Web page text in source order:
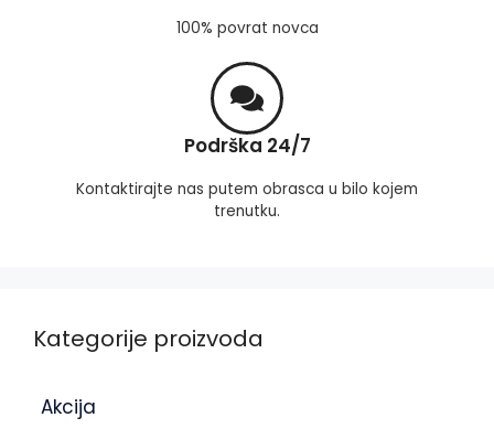
100% povrat novca
Podrška 24/7
Kontaktirajte nas putem obrasca u bilo kojem
trenutku.
Kategorije proizvoda
Akcija